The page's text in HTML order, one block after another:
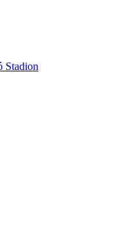
Stadion